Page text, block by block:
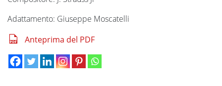
Adattamento: Giuseppe Moscatelli
Anteprima del PDF